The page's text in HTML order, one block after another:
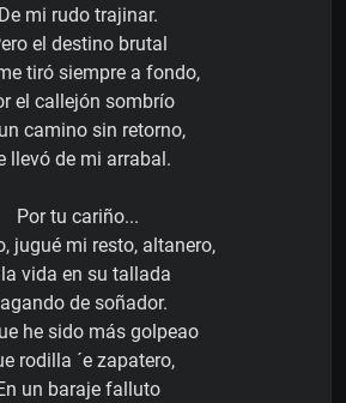
De mi rudo trajinar.
el destino brutal
tiró siempre a fondo,
el callejón sombrío
camino sin retorno,
llevó de mi arrabal.
Por tu cariño...
jugué mi resto, altanero,
vida en su tallada
de soñador.
he sido más golpeao
rodilla ´e zapatero,
un baraje falluto